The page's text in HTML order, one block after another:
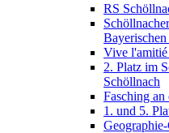
RS
Vive l'amitié
2. Platz im
Schöllnach
Fasching an
1. und 5.